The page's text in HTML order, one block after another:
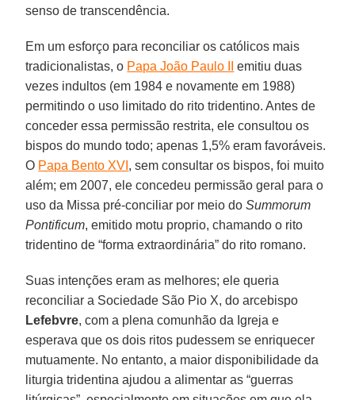
senso de transcendência.
Em um esforço para reconciliar os católicos mais
tradicionalistas, o Papa João Paulo II
emitiu duas
vezes indultos (em 1984 e novamente em 1988)
permitindo o uso limitado do rito tridentino. Antes de
conceder essa permissão restrita, ele consultou os
bispos do mundo todo; apenas 1,5% eram favoráveis.
O Papa Bento XVI , sem consultar os bispos, foi muito
além; em 2007, ele concedeu permissão geral para o
uso da Missa pré-conciliar por meio doSummorum
Pontificum, emitido motu proprio, chamando o rito
tridentino de “forma extraordinária” do rito romano.
Suas intenções eram as melhores; ele queria
reconciliar a Sociedade São Pio X, do arcebispo
Lefebvre, com a plena comunhão da Igreja e
esperava que os dois ritos pudessem se enriquecer
mutuamente. No entanto, a maior disponibilidade da
liturgia tridentina ajudou a alimentar as “guerras